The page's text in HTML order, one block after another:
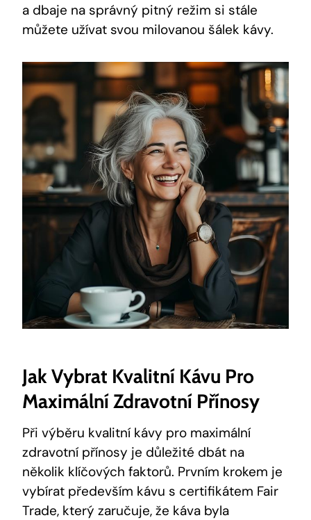
a dbaje na správný pitný režim si stále
můžete užívat svou milovanou šálek kávy.
Jak Vybrat Kvalitní Kávu Pro
Maximální Zdravotní Přínosy
Při výběru kvalitní kávy pro maximální
zdravotní přínosy je důležité dbát na
několik klíčových faktorů. Prvním krokem je
vybírat především kávu s certifikátem Fair
Trade, který zaručuje, že káva byla